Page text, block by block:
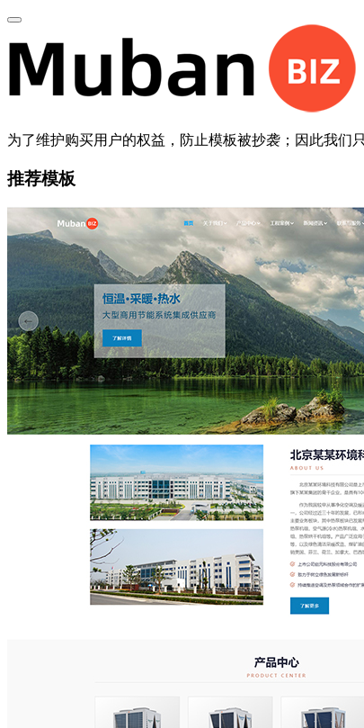
为了维护购买用户的权益，防止模板被抄袭；因此我们
推荐模板